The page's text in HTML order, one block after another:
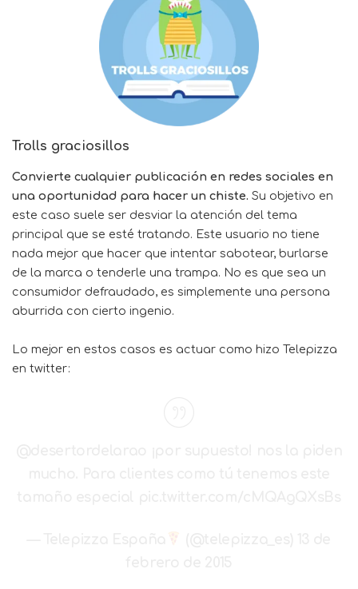
Trolls graciosillos
Convierte cualquier publicación en redes sociales en
una oportunidad para hacer un chiste. Su objetivo en
este caso suele ser desviar la atención del tema
principal que se esté tratando. Este usuario no tiene
nada mejor que hacer que intentar sabotear, burlarse
de la marca o tenderle una trampa. No es que sea un
consumidor defraudado, es simplemente una persona
aburrida con cierto ingenio.
Lo mejor en estos casos es actuar como hizo Telepizza
en twitter: